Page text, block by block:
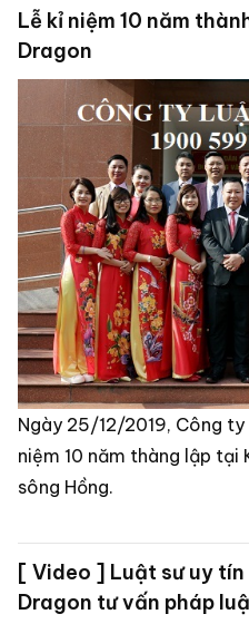
Lễ kỉ niệm 10 năm
Dragon
Ngày 25/12/2019, Công
niệm 10 năm thàng lập tại
sông Hồng.
[ Video ] Luật sư uy
Dragon tư vấn pháp